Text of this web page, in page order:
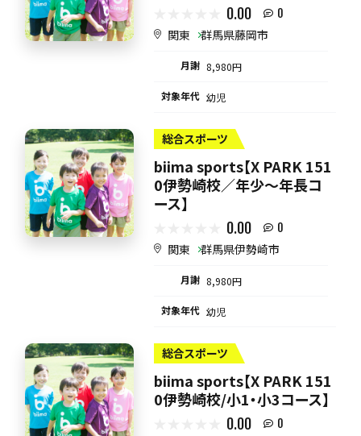
0.00 0
関東 群馬県藤岡市
月謝 8,980円
対象年代 幼児
総合スポーツ
biima sports【X PARK 151
0伊勢崎校／年少～年長コ
ース】
0.00 0
関東 群馬県伊勢崎市
月謝 8,980円
対象年代 幼児
総合スポーツ
biima sports【X PARK 151
0伊勢崎校/小1・小3コース】
0.00 0